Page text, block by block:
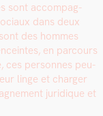
sont accom­pa­g­
dans deux
des hommes
en par­cours
ces per­son­nes peu­
linge et charg­er
juridique et